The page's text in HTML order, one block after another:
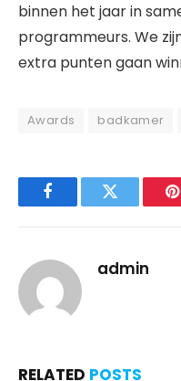
binnen het jaar in
programmeurs. We
extra punten gaan
Awards badkamer
FacebookTwitter
admin
RELATED POSTS